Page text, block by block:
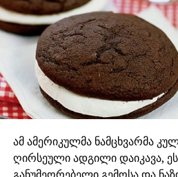
ამ ამერიკულმა ნამცხვარმა
ღირსეული ადგილი დაიკავა,